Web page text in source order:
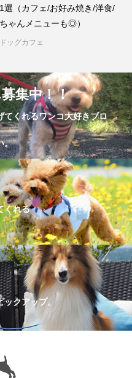
選（カフェ/お好み焼き/洋食/
ゃんメニューも◎）
ドッグカフェ
集中！！
てくれるワンコ大好きブロ
。
くれる
ックアップ。